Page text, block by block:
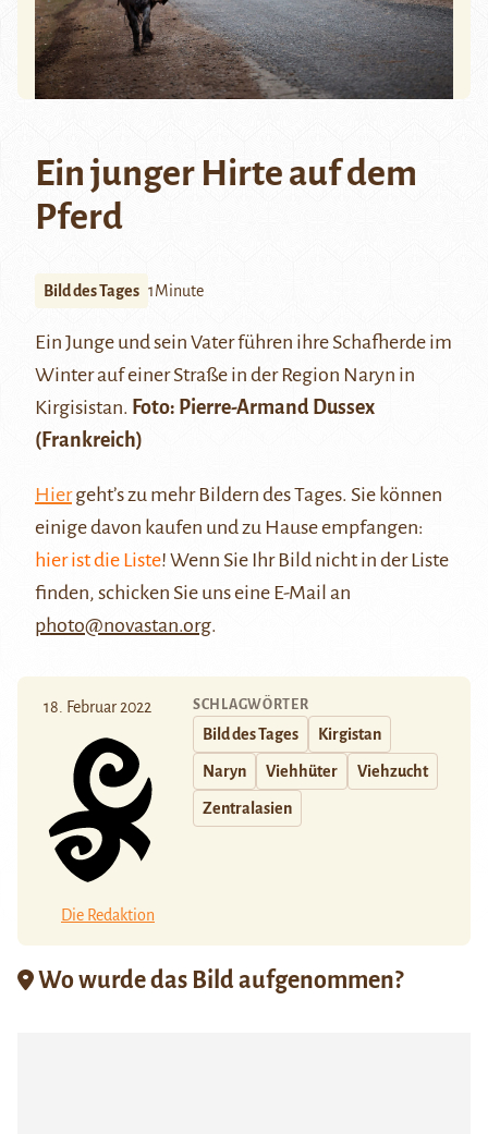
Ein junger Hirte auf dem
Pferd
Bild des Tages 1Minute
Ein Junge und sein Vater führen ihre Schafherde im
Winter auf einer Straße in der Region Naryn in
Kirgisistan. Foto: Pierre-Armand Dussex
(Frankreich)
Hiergeht’s zu mehr Bildern des Tages. Sie können
einige davon kaufen und zu Hause empfangen:
hier ist die Liste! Wenn Sie Ihr Bild nicht in der Liste
finden, schicken Sie uns eine E-Mail an
photo@novastan.org.
18. Februar 2022
Die Redaktion
SCHLAGWÖRTER
Bild des Tages Kirgistan
Naryn Viehhüter Viehzucht
Zentralasien
Wo wurde das Bild aufgenommen?